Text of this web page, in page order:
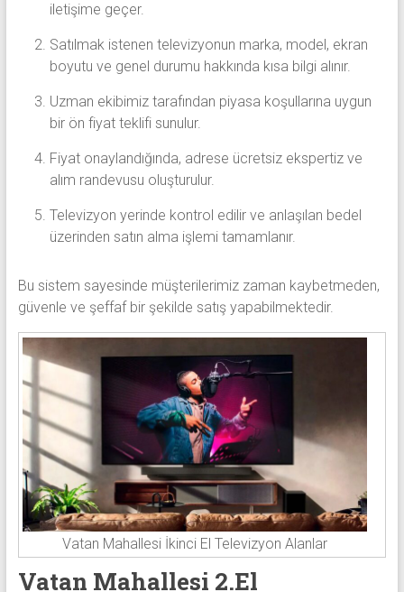
iletişime geçer.
Satılmak istenen televizyonun marka, model, ekran
boyutu ve genel durumu hakkında kısa bilgi alınır.
Uzman ekibimiz tarafından piyasa koşullarına uygun
bir ön fiyat teklifi sunulur.
Fiyat onaylandığında, adrese ücretsiz ekspertiz ve
alım randevusu oluşturulur.
Televizyon yerinde kontrol edilir ve anlaşılan bedel
üzerinden satın alma işlemi tamamlanır.
Bu sistem sayesinde müşterilerimiz zaman kaybetmeden,
güvenle ve şeffaf bir şekilde satış yapabilmektedir.
Vatan Mahallesi İkinci El Televizyon Alanlar
Vatan Mahallesi 2.El